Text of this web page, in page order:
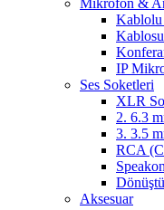
Mikrofon &
IP
Ses Soketleri
XLR
2. 6.3
3. 3.5
RCA
Aksesuar